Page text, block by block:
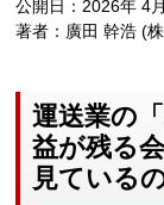
公開日：2026年 4
著者：廣田 幹浩 (
運送業の
益が残る
見ている